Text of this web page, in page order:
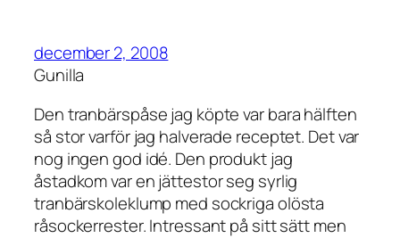
december 2, 2008
Gunilla
Den tranbärspåse jag köpte var bara hälften
så stor varför jag halverade receptet. Det var
nog ingen god idé. Den produkt jag
åstadkom var en jättestor seg syrlig
tranbärskoleklump med sockriga olösta
råsockerrester. Intressant på sitt sätt men